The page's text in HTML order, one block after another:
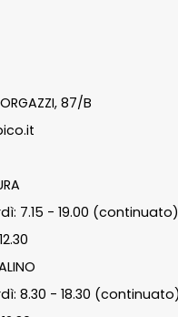
87/B
7.15 - 19.00 (continuato)
8.30 - 18.30 (continuato)